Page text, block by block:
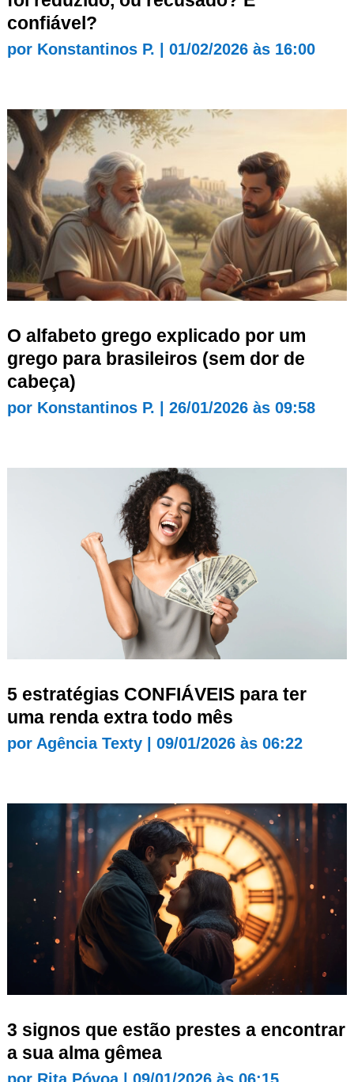
confiável?
por Konstantinos P. 01/02/2026 às 16:00
O alfabeto grego explicado por um
grego para brasileiros (sem dor de
cabeça)
por Konstantinos P. 26/01/2026 às 09:58
5 estratégias CONFIÁVEIS para ter
uma renda extra todo mês
por Agência Texty| 09/01/2026 às 06:22
3 signos que estão prestes a encontrar
a sua alma gêmea